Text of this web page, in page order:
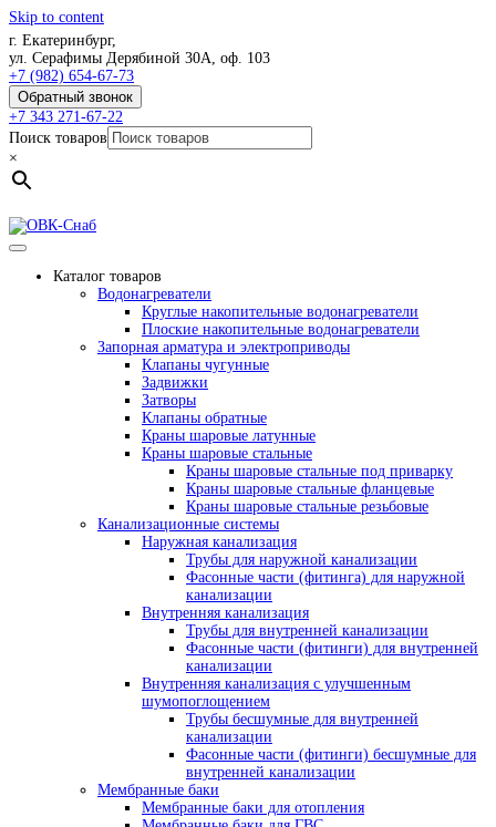
Skip to content
г. Екатеринбург,
ул. Серафимы Дерябиной 30А, оф. 103
+7 (982) 654-67-73
Обратный звонок
+7 343 271-67-22
Поиск товаров
×
Каталог товаров
Водонагреватели
Круглые накопительные водонагреватели
Плоские накопительные водонагреватели
Запорная арматура и электроприводы
Клапаны чугунные
Задвижки
Затворы
Клапаны обратные
Краны шаровые латунные
Краны шаровые стальные
Краны шаровые стальные под приварку
Краны шаровые стальные фланцевые
Краны шаровые стальные резьбовые
Канализационные системы
Наружная канализация
Трубы для наружной канализации
Фасонные части (фитинга) для наружной
канализации
Внутренняя канализация
Трубы для внутренней канализации
Фасонные части (фитинги) для внутренней
канализации
Внутренняя канализация с улучшенным
шумопоглощением
Трубы бесшумные для внутренней
канализации
Фасонные части (фитинги) бесшумные для
внутренней канализации
Мембранные баки
Мембранные баки для отопления